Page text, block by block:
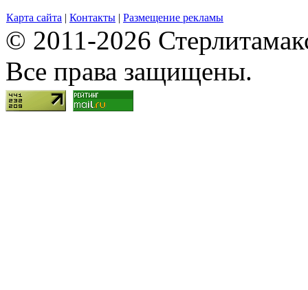
Карта сайта | Контакты | Размещение рекламы
© 2011-2026
Все права защищены.